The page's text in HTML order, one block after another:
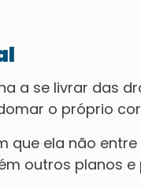
a se livrar das
o próprio
que ela não
outros planos e